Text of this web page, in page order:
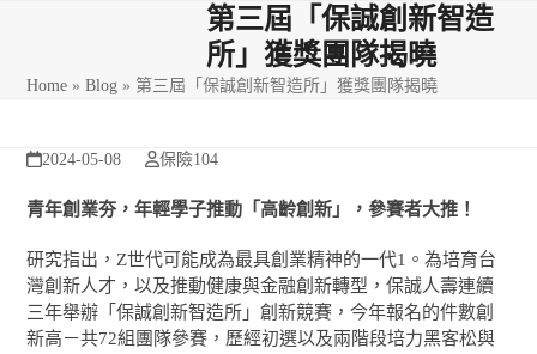
menu
menu
第三屆「保誠創新智造
所」獲獎團隊揭曉
Home »Blog » 第三屆「保誠創新智造所」獲獎團隊揭曉
2024-05-08 保險104
青年創業夯，年輕學子推動「高齡創新」，參賽者大推！
研究指出，Z世代可能成為最具創業精神的一代1 。為培育台
灣創新人才，以及推動健康與金融創新轉型，保誠人壽連續
三年舉辦「保誠創新智造所」創新競賽，今年報名的件數創
新高－共72組團隊參賽，歷經初選以及兩階段培力黑客松與